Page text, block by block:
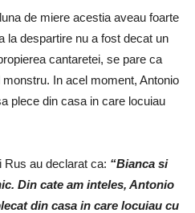
de miere acestia aveau foarte
la despartire nu a fost decat un
cantaretei, se pare ca
In acel moment, Antonio
plece din casa in care locuiau
Rus au declarat ca: “Bianca si
Din cate am inteles, Antonio
din casa in care locuiau cu